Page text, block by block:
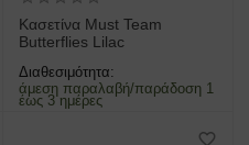
Κασετίνα Must Team
Butterflies Lilac
Διαθεσιμότητα:
άμεση παραλαβή/παράδοση 1
έως 3 ημέρες